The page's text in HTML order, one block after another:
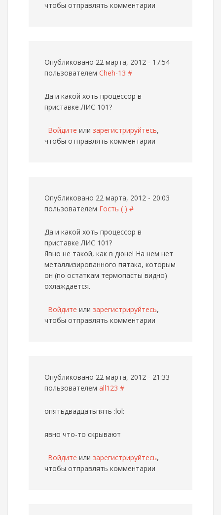
чтобы отправлять комментарии
Опубликовано 22 марта, 2012 - 17:54
пользователем Cheh-13 #
Да и какой хоть процессор в
приставке ЛИС 101?
Войдите или зарегистрируйтесь,
чтобы отправлять комментарии
Опубликовано 22 марта, 2012 - 20:03
пользователем Гость ( ) #
Да и какой хоть процессор в
приставке ЛИС 101?
Явно не такой, как в дюне! На нем нет
металлизированного пятака, которым
он (по остаткам термопасты видно)
охлаждается.
Войдите или зарегистрируйтесь,
чтобы отправлять комментарии
Опубликовано 22 марта, 2012 - 21:33
пользователем all123 #
опятьдвадцатьпять :lol:
явно что-то скрывают
Войдите или зарегистрируйтесь,
чтобы отправлять комментарии